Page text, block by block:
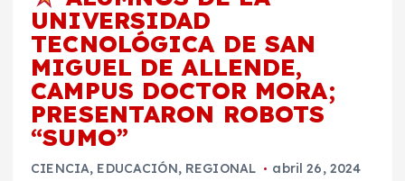
UNIVERSIDAD
TECNOLÓGICA DE SAN
MIGUEL DE ALLENDE,
CAMPUS DOCTOR MORA;
PRESENTARON ROBOTS
“SUMO”
CIENCIA, EDUCACIÓN, REGIONAL abril 26, 2024